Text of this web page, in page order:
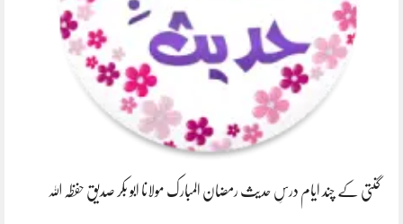
گنتی کے چند ایام درسِ حدیث رمضان المبارک مولانا ابو بکر صدیق حفظہ اللہ